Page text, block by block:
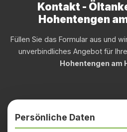
Kontakt -
Hohentengen
Füllen Sie das Formular aus und
unverbindliches Angebot für Ihre
Hohentengen am
Persönliche Daten